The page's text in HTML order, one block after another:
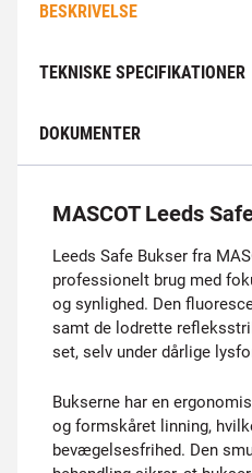
BESKRIVELSE
TEKNISKE SPECIFIKATIONER
DOKUMENTER
MASCOT Leeds
Leeds Safe Bukser fra
professionelt brug med
og synlighed. Den
samt de lodrette
set, selv under dårlige
Bukserne har en
og formskåret linning,
bevægelsesfrihed. Den